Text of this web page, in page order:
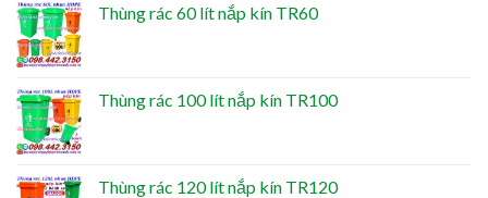
Thùng rác 60 lít nắp kín TR60
Thùng rác 100 lít nắp kín TR100
Thùng rác 120 lít nắp kín TR120